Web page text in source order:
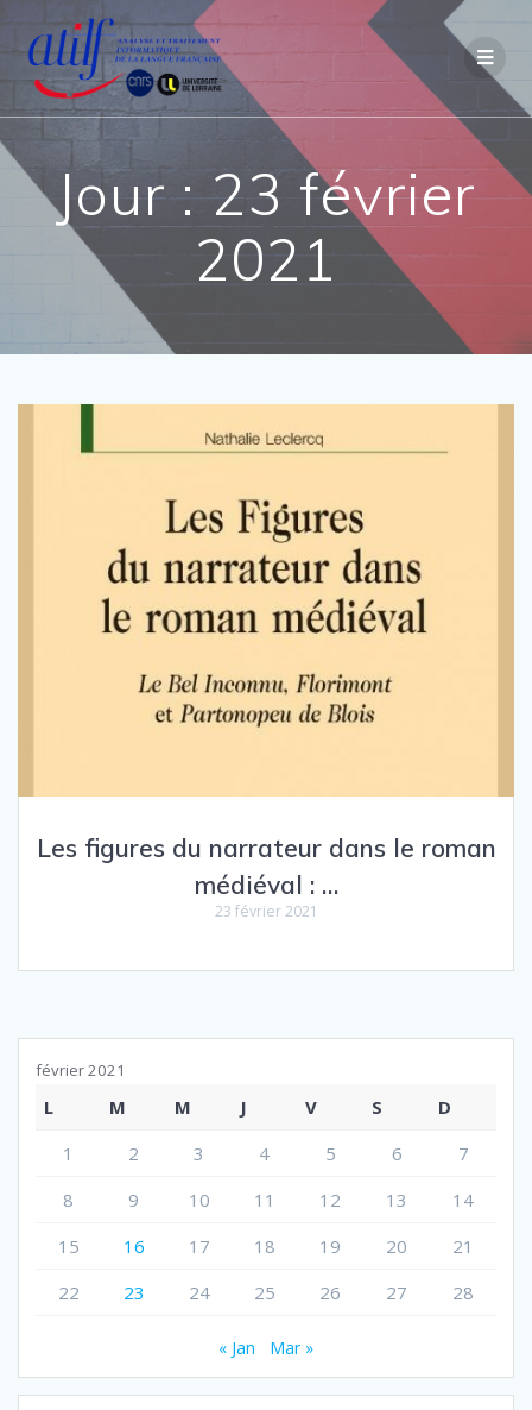
contenu
Jour :23 février
2021
Les figures du narrateur dans le roman
médiéval : …
23 février 2021
février 2021
L M M J V S
D
1
2 3 4 5 6
7
8
9 10 11 12 13
14
15
16 17 18 19 20
21
22
23 24 25 26 27 28
« Jan Mar »